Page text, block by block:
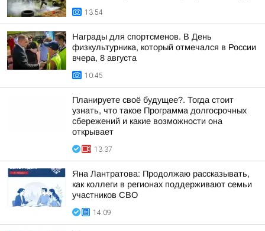
13:54
Награды для спортсменов. В День
физкультурника, который отмечался в России
вчера, 8 августа
10:45
Планируете своё будущее?. Тогда стоит
узнать, что такое Программа долгосрочных
сбережений и какие возможности она
открывает
13:37
Яна Лантратова: Продолжаю рассказывать,
как коллеги в регионах поддерживают семьи
участников СВО
14:09